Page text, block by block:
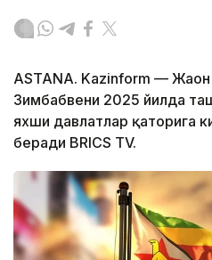
ASTANA. Kazinform — Жаҳон
Зимбабвени 2025 йилда
яхши давлатлар қаторига
беради BRICS TV.